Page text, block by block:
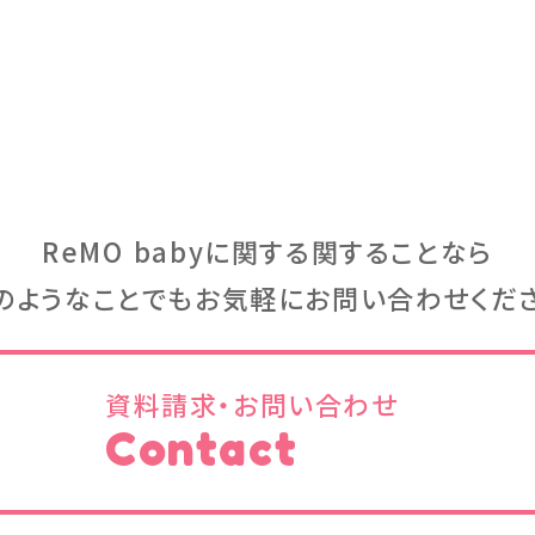
ReMO babyに関する関することなら
ようなことでもお気軽にお問い合わせくだ
資料請求・お問い合わせ
Contact